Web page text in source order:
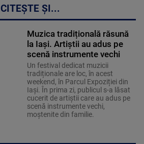
CITEȘTE ȘI...
Muzica tradițională răsună
la Iași. Artiștii au adus pe
scenă instrumente vechi
Un festival dedicat muzicii
tradiționale are loc, în acest
weekend, în Parcul Expoziției din
Iași. În prima zi, publicul s-a lăsat
cucerit de artiștii care au adus pe
scenă instrumente vechi,
moștenite din familie.